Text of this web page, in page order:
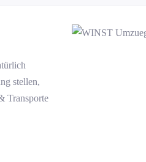
stellen,
Transporte